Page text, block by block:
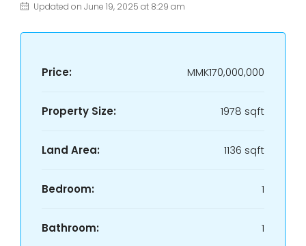
Updated on June 19, 2025 at 8:29 am
Price: MMK170,000,000
Property Size: 1978 sqft
Land Area: 1136 sqft
Bedroom: 1
Bathroom: 1